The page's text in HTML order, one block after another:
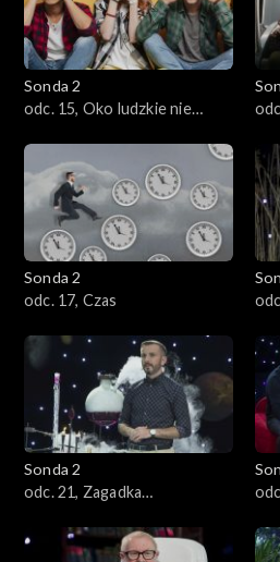
Sonda 2
odc. 15, Oko ludzkie nie
widziało
Sonda 2
odc. 17, Czas
Sonda 2
odc. 21, Zagadka